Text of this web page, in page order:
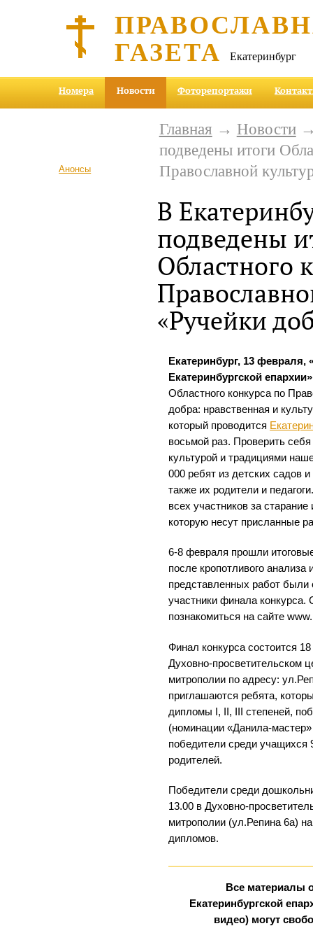
ГАЗЕТА Екатеринбург
Номера Новости Фоторепортажи
Анонсы
Главная → Новости→
подведены итоги
Православной
В
подведены
Областного
«Ручейки
Екатеринбург, 13
Екатеринбургской
Областного конкурса по
добра: нравственная и
который проводится
восьмой раз. Проверить
культурой и традициями
000 ребят из детских садов
также их родители и
всех участников за
которую несут присланные
6-8 февраля прошли
после кропотливого анализа
представленных работ
участники финала
познакомиться на сайте
Финал конкурса состоится
Духовно-просветительском
митрополии по адресу:
приглашаются ребята,
дипломы I, II, III степеней,
(номинации «Данила-
победители среди учащихся
родителей.
Победители среди
13.00 в Духовно-
митрополии (ул.Репина 6а)
дипломов.
Все материалы
Екатеринбургской
видео) могут